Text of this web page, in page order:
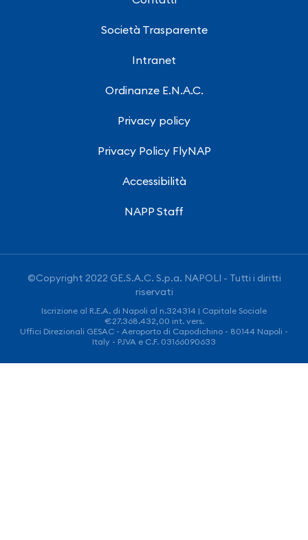
Società Trasparente
Intranet
Ordinanze E.N.A.C.
Privacy policy
Privacy Policy FlyNAP
Accessibilità
NAPP Staff
©Copyright 2022 GE.S.A.C. S.p.a. NAPOLI - Tutti i diritti
riservati
Iscrizione al R.E.A. di Napoli al n.324314 | Capitale Sociale
€27.368.432,00 int. vers.
Uffici Direzionali GESAC - Aeroporto di Capodichino - 80144 Napoli -
Italy - P.IVA e C.F. 03166090633